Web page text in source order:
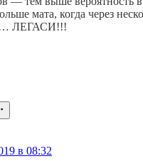
мата, когда через
ЛЕГАСИ!!!
в 08:32